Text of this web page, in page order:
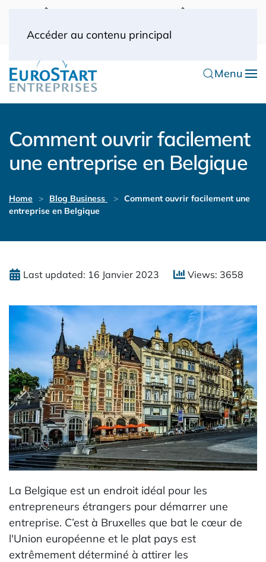
Accéder au contenu principal
(0) 1 53 57 49 10
0033 (0) 6 70 52 11 09
Menu
Comment ouvrir facilement
une entreprise en Belgique
Home Blog Business
Comment ouvrir facilement une
entreprise en Belgique
Last updated: 16 Janvier 2023 Views: 3658
La Belgique est un endroit idéal pour les
entrepreneurs étrangers pour démarrer une
entreprise. C’est à Bruxelles que bat le cœur de
l'Union européenne et le plat pays est
extrêmement déterminé à attirer les